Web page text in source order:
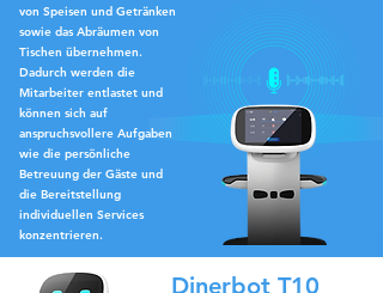
von Speisen und Getränken
sowie das Abräumen von
Tischen übernehmen.
Dadurch werden die
Mitarbeiter entlastet und
können sich auf
anspruchsvollere Aufgaben
wie die persönliche
Betreuung der Gäste und
die Bereitstellung
individuellen Services
konzentrieren.
Dinerbot T10